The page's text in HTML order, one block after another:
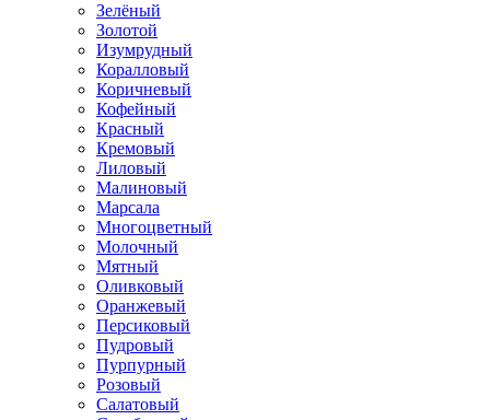
Зелёный
Золотой
Изумрудный
Коралловый
Коричневый
Кофейный
Красный
Кремовый
Лиловый
Малиновый
Марсала
Многоцветный
Молочный
Мятный
Оливковый
Оранжевый
Персиковый
Пудровый
Пурпурный
Розовый
Салатовый